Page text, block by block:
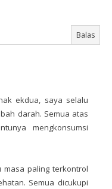
Balas
ekdua, saya selalu
darah. Semua atas
mengkonsumsi
masa paling terkontrol
Semua dicukupi